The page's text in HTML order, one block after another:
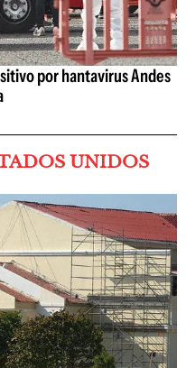
por hantavirus Andes
UNIDOS